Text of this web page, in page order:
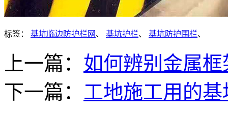
标签： 基坑临边防护栏网 、 基坑护栏、 基坑防护围栏、
上一篇： 如何辨别金属
下一篇： 工地施工用的